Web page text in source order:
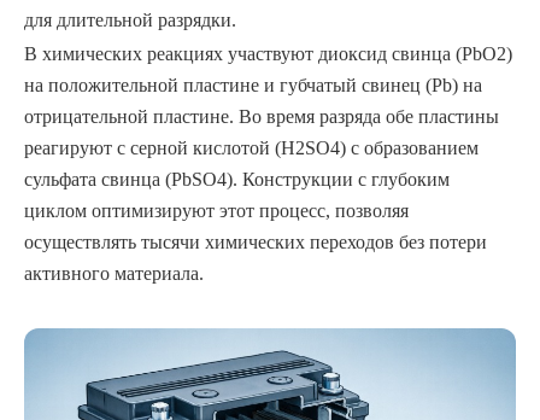
для длительной разрядки.
В химических реакциях участвуют диоксид свинца (PbO2)
на положительной пластине и губчатый свинец (Pb) на
отрицательной пластине. Во время разряда обе пластины
реагируют с серной кислотой (H2SO4) с образованием
сульфата свинца (PbSO4). Конструкции с глубоким
циклом оптимизируют этот процесс, позволяя
осуществлять тысячи химических переходов без потери
активного материала.